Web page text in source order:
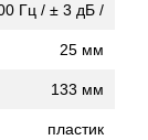
Гц / ± 3 дБ /
25 мм
133 мм
пластик